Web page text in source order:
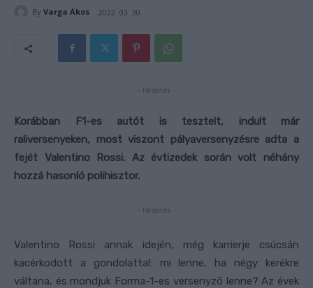
By Varga Ákos 2022. 03. 30.
- Hirdetés -
Korábban F1-es autót is tesztelt, indult már
raliversenyeken, most viszont pályaversenyzésre adta a
fejét Valentino Rossi. Az évtizedek során volt néhány
hozzá hasonló polihisztor.
- Hirdetés -
Valentino Rossi annak idején, még karrierje csúcsán
kacérkodott a gondolattal: mi lenne, ha négy kerékre
váltana, és mondjuk Forma-1-es versenyző lenne? Az évek